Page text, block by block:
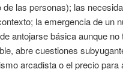
las personas); las
la emergencia de un
antojarse básica aunque no
abre cuestiones
arcadista o el precio para